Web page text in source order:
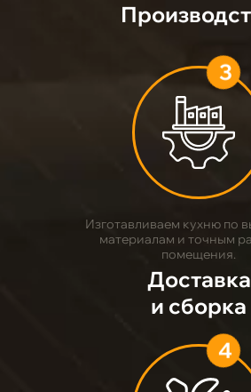
Изготавливаем кухню по
материалам и точным
помещения.
Доставка
и сборка